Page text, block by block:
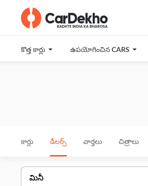
కొత్త కార్లు ఉపయోగించిన CARS
కార్లు డీలర్స్ వార్తలు చిత్రాలు